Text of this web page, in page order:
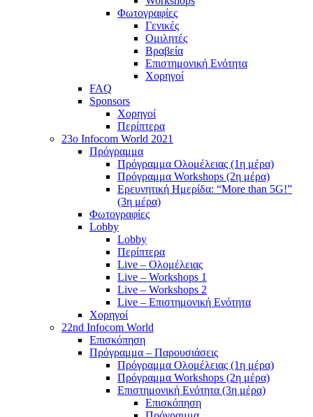
Φωτογραφίες
Γενικές
Ομιλητές
Βραβεία
Επιστημονική Ενότητα
Χορηγοί
FAQ
Sponsors
Χορηγοί
Περίπτερα
23o Infocom World 2021
Πρόγραμμα
Πρόγραμμα Ολομέλειας (1η μέρα)
Πρόγραμμα Workshops (2η μέρα)
Ερευνητική Ημερίδα: “More than 5G!”
(3η μέρα)
Φωτογραφίες
Lobby
Lobby
Περίπτερα
Live – Ολομέλειας
Live – Workshops 1
Live – Workshops 2
Live – Επιστημονική Ενότητα
Χορηγοί
22nd Infocom World
Επισκόπηση
Πρόγραμμα – Παρουσιάσεις
Πρόγραμμα Ολομέλειας (1η μέρα)
Πρόγραμμα Workshops (2η μέρα)
Επιστημονική Ενότητα (3η μέρα)
Επισκόπηση